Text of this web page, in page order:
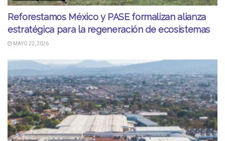
Reforestamos México y PASE formalizan alianza
estratégica para la regeneración de ecosistemas
MAYO 22, 2026